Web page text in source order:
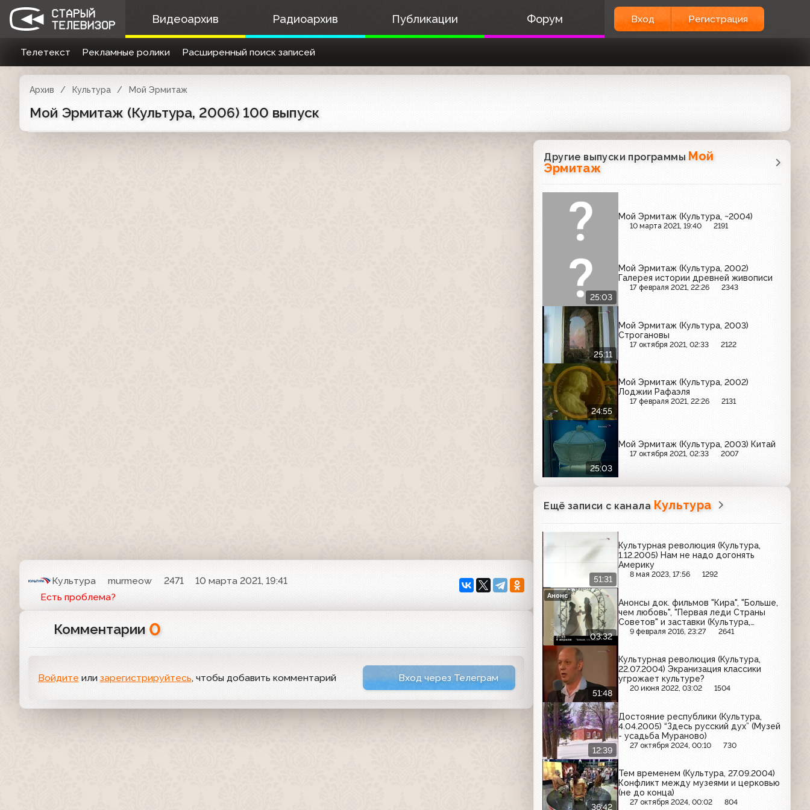
Видеоархив Радиоархив Публикации Форум Вход Регистрация
Телетекст Рекламные ролики Расширенный поиск записей
Архив Культура Мой Эрмитаж
Мой Эрмитаж (Культура, 2006) 100 выпуск
Культура murmeow 2471
10 марта 2021, 19:41
Есть проблема?
Комментарии 0
Войдите или зарегистрируйтесь, чтобы добавить комментарий Вход через Телеграм
Другие выпуски программы Мой
Эрмитаж
Мой Эрмитаж (Культура, ~2004)
10 марта 2021, 19:40 2191
25:03
Мой Эрмитаж (Культура, 2002)
Галерея истории древней живописи
17 февраля 2021, 22:26 2343
25:11
Мой Эрмитаж (Культура, 2003)
Строгановы
17 октября 2021, 02:33 2122
24:55
Мой Эрмитаж (Культура, 2002)
Лоджии Рафаэля
17 февраля 2021, 22:26 2131
25:03
Мой Эрмитаж (Культура, 2003) Китай
17 октября 2021, 02:33 2007
Ещё записи с канала Культура
51:31
Культурная революция (Культура,
1.12.2005) Нам не надо догонять
Америку
8 мая 2023, 17:56 1292
03:32
Анонсы док. фильмов "Кира", "Больше,
чем любовь", "Первая леди Страны
Советов" и заставки (Культура,
апрель 2006)
9 февраля 2016, 23:27 2641
Анонс
51:48
Культурная революция (Культура,
22.07.2004) Экранизация классики
угрожает культуре?
20 июня 2022, 03:02 1504
12:39
Достояние республики (Культура,
4.04.2005) “Здесь русский дух” (Музей
- усадьба Мураново)
27 октября 2024, 00:10 730
36:42
Тем временем (Культура, 27.09.2004)
Конфликт между музеями и церковью
(не до конца)
27 октября 2024, 00:02 804